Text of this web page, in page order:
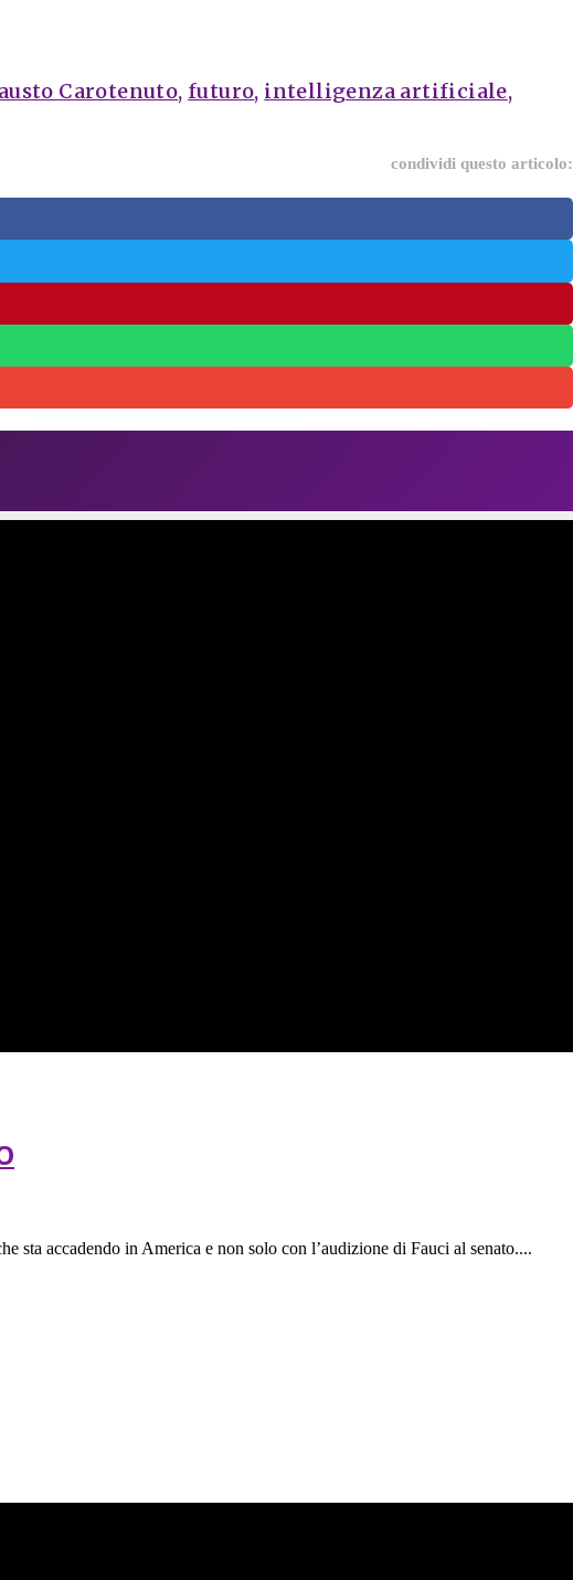
Carotenuto, futuro, intelligenza artificiale,
condividi questo articolo:
sta accadendo in America e non solo con l’audizione di Fauci al senato.